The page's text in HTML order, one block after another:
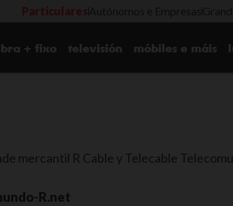
Particulares
+ fixo televisión móbiles e máis
mercantil R Cable y Telecable
R.net